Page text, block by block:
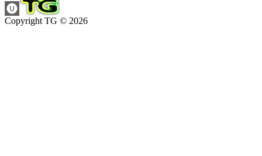
Copyright TG © 2026